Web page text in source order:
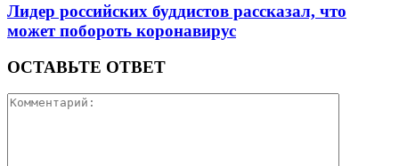
Лидер российских буддистов рассказал, что
может побороть коронавирус
ОСТАВЬТЕ ОТВЕТ